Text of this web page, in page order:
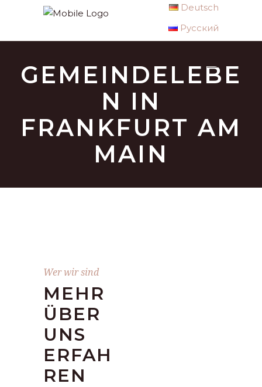
Deutsch
Русский
GEMEINDELEBE
N IN
FRANKFURT AM
MAIN
Wer wir sind
MEHR
ÜBER
UNS
ERFAH
REN